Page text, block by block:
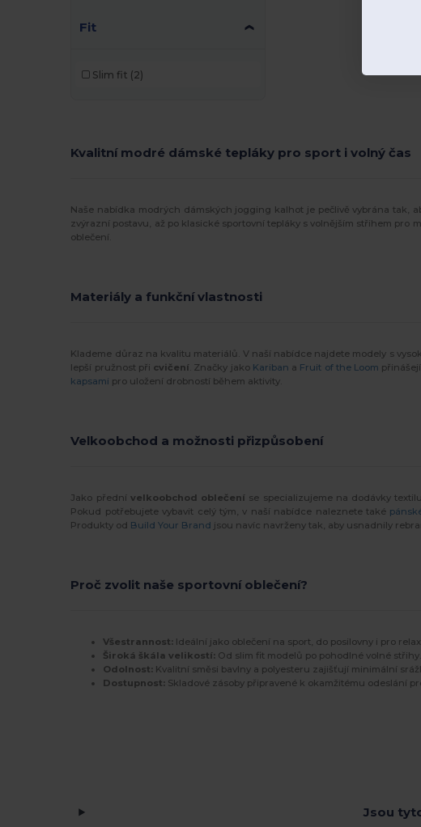
Fit
Slim fit (2)
Kvalitní modré dámské tepláky pro sport i volný čas
Naše nabídka modrých dámských jogging kalhot je pečlivě vybrána tak,
zvýrazní postavu, až po klasické sportovní tepláky s volnějším střihem pro
oblečení.
Materiály a funkční vlastnosti
Klademe důraz na kvalitu materiálů. V naší nabídce najdete modely s
lepší pružnost při cvičení . Značky jako Kariban a Fruit of the Loom
kapsami pro uložení drobností během aktivity.
Velkoobchod a možnosti přizpůsobení
Jako přední velkoobchod oblečení se specializujeme na dodávky
Pokud potřebujete vybavit celý tým, v naší nabídce naleznete také
Produkty od Build Your Brand jsou navíc navrženy tak, aby usnadnily
Proč zvolit naše sportovní oblečení?
Všestrannost: Ideální jako oblečení na sport, do posilovny i pro
Široká škála velikostí: Od slim fit modelů po pohodlné volné střihy.
Odolnost: Kvalitní směsi bavlny a polyesteru zajišťují minimální
Dostupnost: Skladové zásoby připravené k okamžitému odeslání
Jsou